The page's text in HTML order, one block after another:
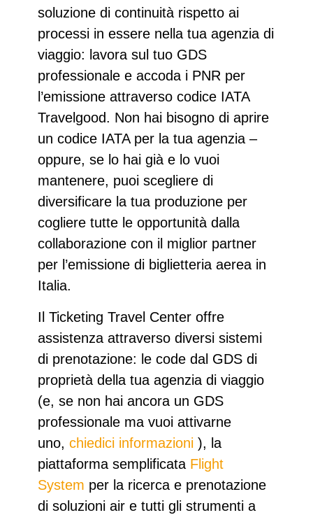
soluzione di continuità rispetto ai
processi in essere nella tua agenzia di
viaggio: lavora sul tuo GDS
professionale e accoda i PNR per
l’emissione attraverso codice IATA
Travelgood. Non hai bisogno di aprire
un codice IATA per la tua agenzia –
oppure, se lo hai già e lo vuoi
mantenere, puoi scegliere di
diversificare la tua produzione per
cogliere tutte le opportunità dalla
collaborazione con il miglior partner
per l’emissione di biglietteria aerea in
Italia.
Il Ticketing Travel Center offre
assistenza attraverso diversi sistemi
di prenotazione: le code dal GDS di
proprietà della tua agenzia di viaggio
(e, se non hai ancora un GDS
professionale ma vuoi attivarne
uno, chiedici informazioni ), la
piattaforma semplificata Flight
System per la ricerca e prenotazione
di soluzioni air e tutti gli strumenti a